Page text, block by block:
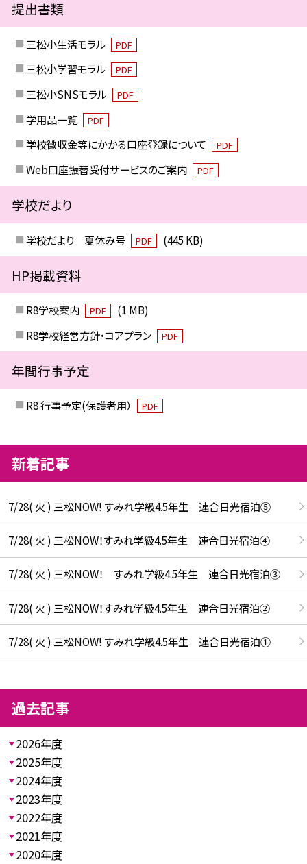
提出書類
三松小生活モラル PDF
三松小学習モラル PDF
三松小SNSモラル PDF
学用品一覧 PDF
学校徴収金等にかかる口座登録について PDF
Web口座振替受付サービスのご案内 PDF
学校だより
学校だより 夏休み号 PDF (445 KB)
HP掲載資料
R8学校案内 PDF
(1 MB)
R8学校経営方針・コアプラン
PDF
年間行事予定
R8 行事予定(保護者用） PDF
新着記事
7/28( 火 ) 三松NOW! すみれ学級4.5年生 連合日光宿泊⑤
7/28( 火 ) 三松NOW！すみれ学級4.5年生 連合日光宿泊④
7/28( 火 ) 三松NOW！ すみれ学級4.5年生 連合日光宿泊③
7/28( 火 ) 三松NOW！すみれ学級4.5年生 連合日光宿泊②
7/28( 火 ) 三松NOW! すみれ学級4.5年生 連合日光宿泊①
過去記事
2026年度
2025年度
2024年度
2023年度
2022年度
2021年度
2020年度